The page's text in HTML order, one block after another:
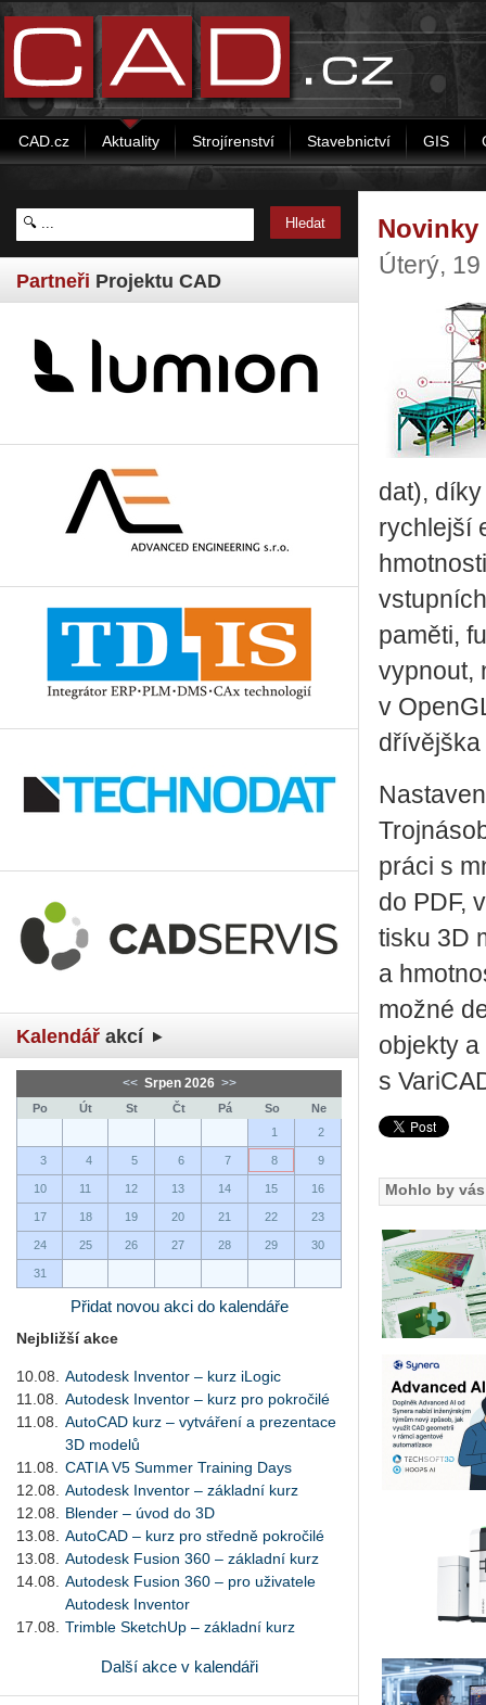
CAD.cz Aktuality Strojírenství Stavebnictví GIS
Partneři Projektu CAD
Kalendář akcí
<< Srpen 2026 >>
Po Út St Čt Pá So
Ne
1
2
3 4 5 6 7 8 9
10 11 12 13 14 15 16
17 18 19 20 21 22 23
24 25 26 27 28 29 30
31
Přidat novou akci do kalendáře
Nejbližší akce
10.08.
Autodesk Inventor – kurz iLogic
11.08.
Autodesk Inventor – kurz pro pokročilé
11.08.
AutoCAD kurz – vytváření a prezentace
3D modelů
11.08.
CATIA V5 Summer Training Days
12.08.
Autodesk Inventor – základní kurz
12.08.
Blender – úvod do 3D
13.08.
AutoCAD – kurz pro středně pokročilé
13.08.
Autodesk Fusion 360 – základní kurz
14.08.
Autodesk Fusion 360 – pro uživatele
Autodesk Inventor
17.08.
Trimble SketchUp – základní kurz
Další akce v kalendáři
Novinky
Úterý,
dat),
rychlejší
paměti,
vypnout,
v
práci s
do PDF,
tisku 3D
a
možné
objekty
s
Mohlo by